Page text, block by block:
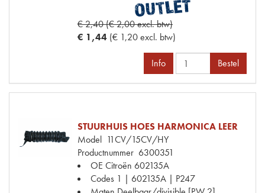
€ 2,40 (€ 2,00 excl. btw)
€ 1,44 (€ 1,20 excl. btw)
Info Bestel
STUURHUIS HOES HARMONICA LEER
Model 11CV/15CV/HY
Productnummer 6300351
OE Citroën 602135A
Codes 1 | 602135A | P247